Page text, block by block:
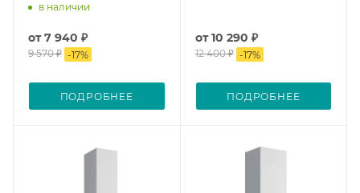
в наличии
от7 940 ₽
9 570 ₽ -17%
ПОДРОБНЕЕ
от10 290 ₽
12 400 ₽ -17%
ПОДРОБНЕЕ